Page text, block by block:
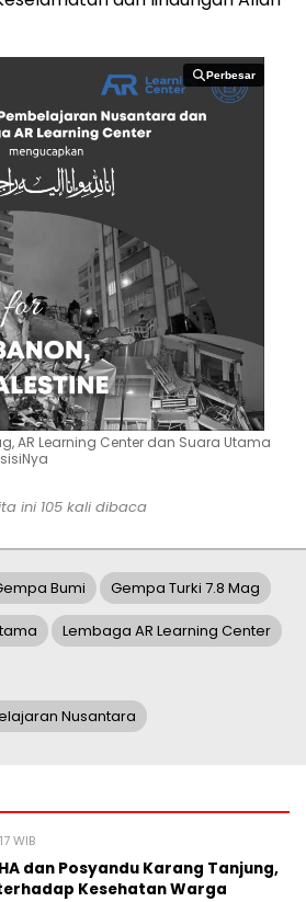
Perbesar
Perbesar
AR Learning Center dan Suara Utama
ini 105kali dibaca
Bumi Gempa Turki 7.8 Mag
Lembaga AR Learning Center
Nusantara
WIB
dan Posyandu Karang Tanjung,
Kesehatan Warga